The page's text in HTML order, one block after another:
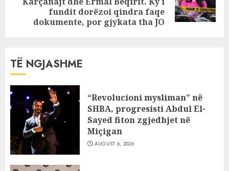
fundit dorëzoi qindra faqe
dokumente, por gjykata tha JO
TË NGJASHME
“Revolucioni mysliman” në
SHBA, progresisti Abdul El-
Sayed fiton zgjedhjet në
Miçigan
AUGUST 6, 2026